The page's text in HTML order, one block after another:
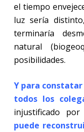
el tiempo
luz sería
terminaría
natural
posibilidades.
Y para
todos los
injustificado
puede